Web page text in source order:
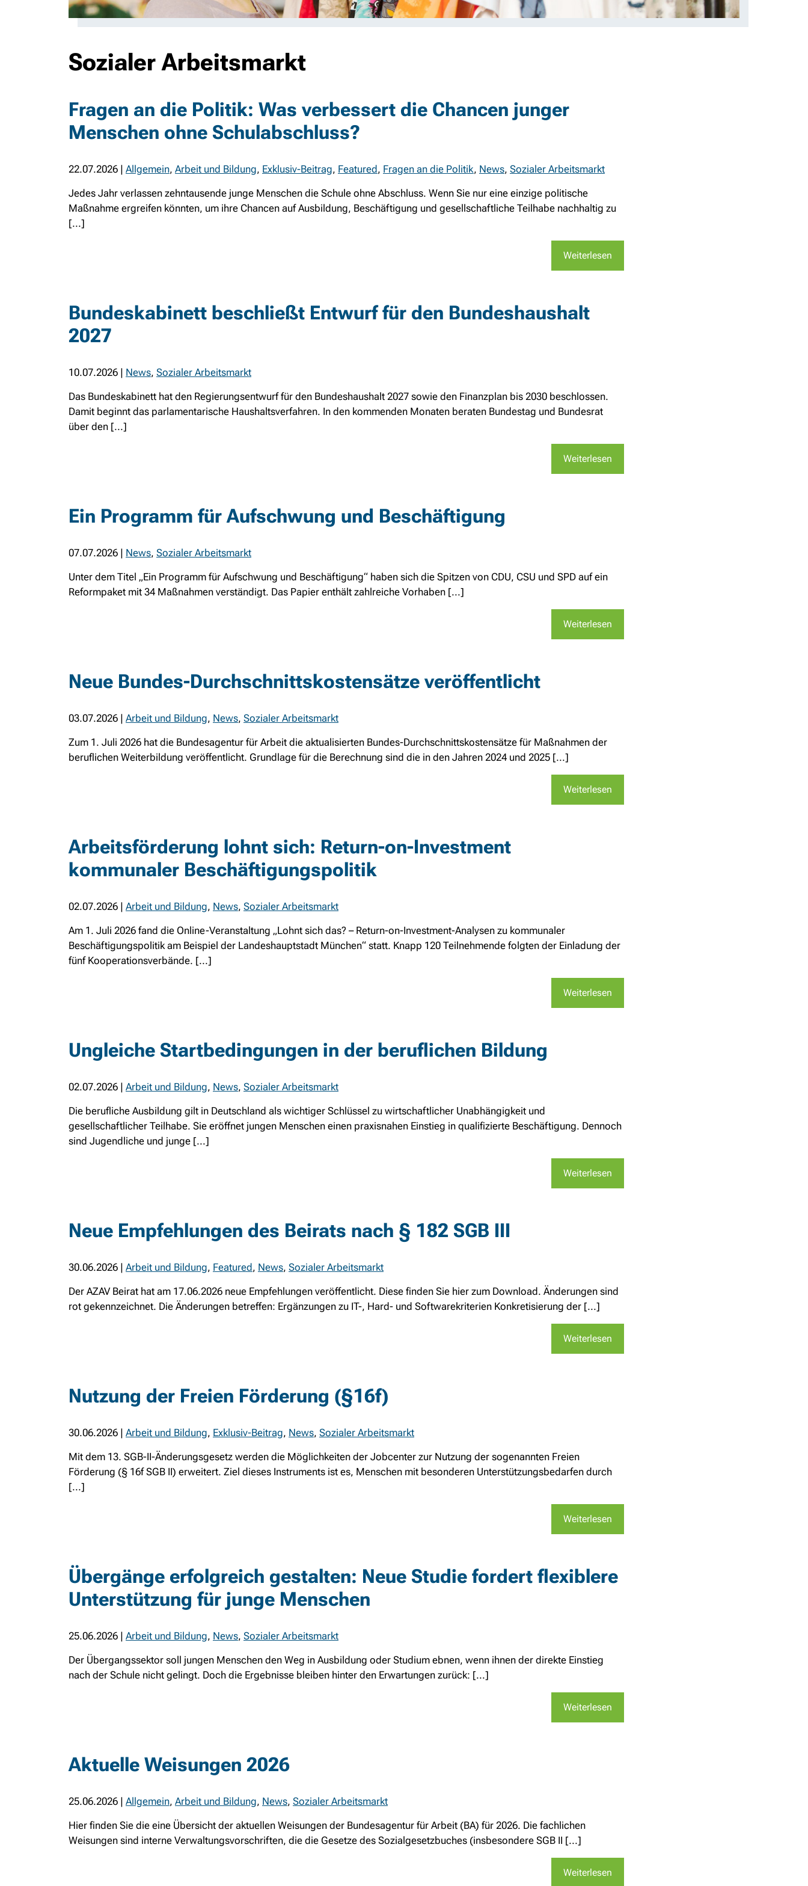
Sozialer Arbeitsmarkt
Fragen an die Politik: Was verbessert die Chancen junger
Menschen ohne Schulabschluss?
22.07.2026 | Allgemein, Arbeit und Bildung, Exklusiv-Beitrag, Featured, Fragen an die Politik, News, Sozialer Arbeitsmarkt
Jedes Jahr verlassen zehntausende junge Menschen die Schule ohne Abschluss. Wenn Sie nur eine einzige politische
Maßnahme ergreifen könnten, um ihre Chancen auf Ausbildung, Beschäftigung und gesellschaftliche Teilhabe nachhaltig zu
[...]
Weiterlesen
Bundeskabinett beschließt Entwurf für den Bundeshaushalt
2027
10.07.2026 | News, Sozialer Arbeitsmarkt
Das Bundeskabinett hat den Regierungsentwurf für den Bundeshaushalt 2027 sowie den Finanzplan bis 2030 beschlossen.
Damit beginnt das parlamentarische Haushaltsverfahren. In den kommenden Monaten beraten Bundestag und Bundesrat
über den [...]
Weiterlesen
Ein Programm für Aufschwung und Beschäftigung
07.07.2026 | News, Sozialer Arbeitsmarkt
Unter dem Titel „Ein Programm für Aufschwung und Beschäftigung“ haben sich die Spitzen von CDU, CSU und SPD auf ein
Reformpaket mit 34 Maßnahmen verständigt. Das Papier enthält zahlreiche Vorhaben [...]
Weiterlesen
Neue Bundes-Durchschnittskostensätze veröffentlicht
03.07.2026 | Arbeit und Bildung, News, Sozialer Arbeitsmarkt
Zum 1. Juli 2026 hat die Bundesagentur für Arbeit die aktualisierten Bundes-Durchschnittskostensätze für Maßnahmen der
beruflichen Weiterbildung veröffentlicht. Grundlage für die Berechnung sind die in den Jahren 2024 und 2025 [...]
Weiterlesen
Arbeitsförderung lohnt sich: Return-on-Investment
kommunaler Beschäftigungspolitik
02.07.2026 | Arbeit und Bildung, News, Sozialer Arbeitsmarkt
Am 1. Juli 2026 fand die Online-Veranstaltung „Lohnt sich das? – Return-on-Investment-Analysen zu kommunaler
Beschäftigungspolitik am Beispiel der Landeshauptstadt München“ statt. Knapp 120 Teilnehmende folgten der Einladung der
fünf Kooperationsverbände. [...]
Weiterlesen
Ungleiche Startbedingungen in der beruflichen Bildung
02.07.2026 | Arbeit und Bildung, News, Sozialer Arbeitsmarkt
Die berufliche Ausbildung gilt in Deutschland als wichtiger Schlüssel zu wirtschaftlicher Unabhängigkeit und
gesellschaftlicher Teilhabe. Sie eröffnet jungen Menschen einen praxisnahen Einstieg in qualifizierte Beschäftigung. Dennoch
sind Jugendliche und junge [...]
Weiterlesen
Neue Empfehlungen des Beirats nach § 182 SGB III
30.06.2026 | Arbeit und Bildung, Featured, News, Sozialer Arbeitsmarkt
Der AZAV Beirat hat am 17.06.2026 neue Empfehlungen veröffentlicht. Diese finden Sie hier zum Download. Änderungen sind
rot gekennzeichnet. Die Änderungen betreffen: Ergänzungen zu IT-, Hard- und Softwarekriterien Konkretisierung der [...]
Weiterlesen
Nutzung der Freien Förderung (§16f)
30.06.2026 | Arbeit und Bildung, Exklusiv-Beitrag, News, Sozialer Arbeitsmarkt
Mit dem 13. SGB-II-Änderungsgesetz werden die Möglichkeiten der Jobcenter zur Nutzung der sogenannten Freien
Förderung (§ 16f SGB II) erweitert. Ziel dieses Instruments ist es, Menschen mit besonderen Unterstützungsbedarfen durch
[...]
Weiterlesen
Übergänge erfolgreich gestalten: Neue Studie fordert flexiblere
Unterstützung für junge Menschen
25.06.2026 | Arbeit und Bildung, News, Sozialer Arbeitsmarkt
Der Übergangssektor soll jungen Menschen den Weg in Ausbildung oder Studium ebnen, wenn ihnen der direkte Einstieg
nach der Schule nicht gelingt. Doch die Ergebnisse bleiben hinter den Erwartungen zurück: [...]
Weiterlesen
Aktuelle Weisungen 2026
25.06.2026 | Allgemein, Arbeit und Bildung, News, Sozialer Arbeitsmarkt
Hier finden Sie die eine Übersicht der aktuellen Weisungen der Bundesagentur für Arbeit (BA) für 2026. Die fachlichen
Weisungen sind interne Verwaltungsvorschriften, die die Gesetze des Sozialgesetzbuches (insbesondere SGB II [...]
Weiterlesen